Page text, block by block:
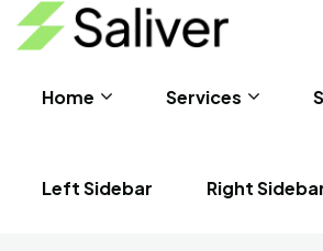
Home Services
Left Sidebar Right